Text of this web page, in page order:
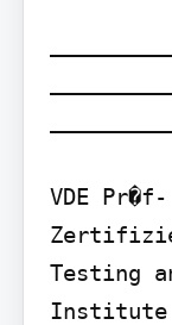
VDE
Testing
Institute